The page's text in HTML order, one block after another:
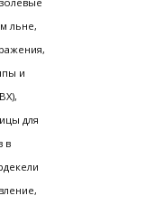
льне,
и
для
в